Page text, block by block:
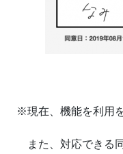
※現在、機能を利用
また、対応できる